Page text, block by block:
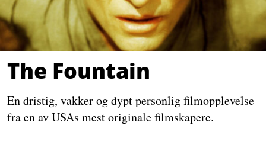
The Fountain
En dristig, vakker og dypt personlig filmopplevelse
fra en av USAs mest originale filmskapere.